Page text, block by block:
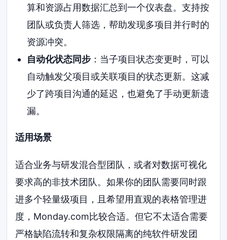
算和资源占用数据汇总到一个仪表盘。支持按
团队或负责人筛选，帮助发现多项目并行时的
资源冲突。
自动化状态同步：当子项目状态变更时，可以
自动触发父项目或关联项目的状态更新。这减
少了跨项目沟通的延迟，也避免了手动更新遗
漏。
适用场景
适合业务与研发混合型团队，或者对数据可视化
要求高的非技术团队。如果你的团队需要同时跟
进多个轻量级项目，且希望用直观的表格管理进
度，Monday.com比较合适。但它不太适合需要
严格缺陷流转和复杂权限隔离的纯软件研发团